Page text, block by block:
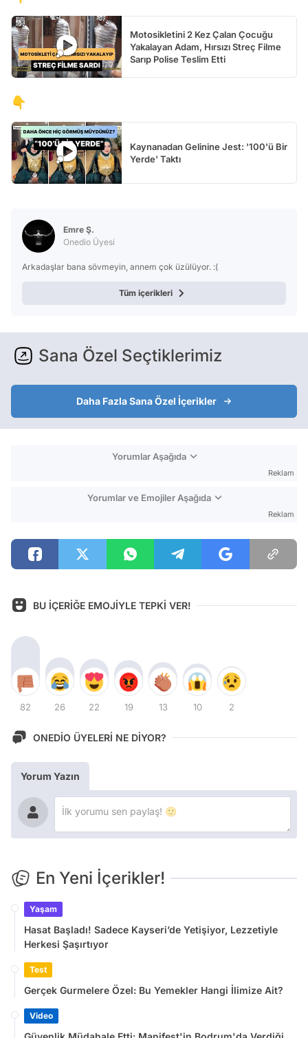
Motosikletini 2 Kez Çalan Çocuğu
Yakalayan Adam, Hırsızı Streç Filme
Sarıp Polise Teslim Etti
👇
Kaynanadan Gelinine Jest: '100'ü Bir
Yerde' Taktı
Emre Ş.
Onedio Üyesi
Arkadaşlar bana sövmeyin, annem çok üzülüyor. :(
Tüm içerikleri
Sana Özel Seçtiklerimiz
Daha Fazla Sana Özel İçerikler
Yorumlar Aşağıda
Reklam
Yorumlar ve Emojiler Aşağıda
Reklam
BU İÇERİĞE EMOJİYLE TEPKİ VER!
82 26 22 19 13 10 2
ONEDİO ÜYELERİ NE DİYOR?
Yorum Yazın
En Yeni İçerikler!
Yaşam
Hasat Başladı! Sadece Kayseri’de Yetişiyor, Lezzetiyle
Herkesi Şaşırtıyor
Test
Gerçek Gurmelere Özel: Bu Yemekler Hangi İlimize Ait?
Video